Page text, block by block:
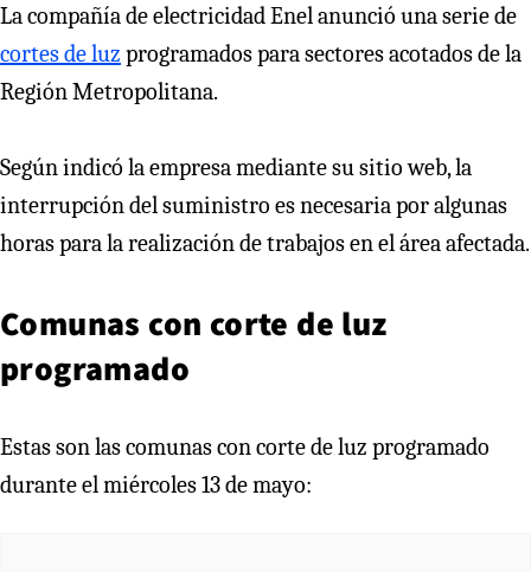
La compañía de electricidad Enel anunció una serie de
cortes de luz programados para sectores acotados de la
Región Metropolitana.
Según indicó la empresa mediante su sitio web, la
interrupción del suministro es necesaria por algunas
horas para la realización de trabajos en el área afectada.
Comunas con corte de luz
programado
Estas son las comunas con corte de luz programado
durante el miércoles 13 de mayo: